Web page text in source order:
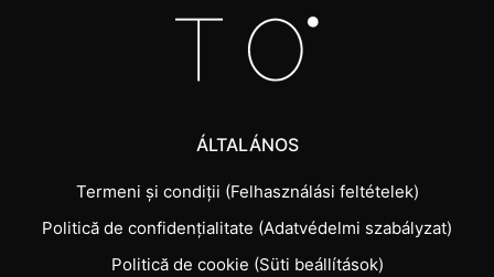
ÁLTALÁNOS
Termeni și condiții (Felhasználási feltételek)
Politică de confidențialitate (Adatvédelmi szabályzat)
Politică de cookie (Süti beállítások)